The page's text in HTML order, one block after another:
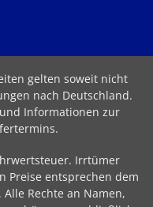
gelten soweit nicht
nach Deutschland.
Informationen zur
.
Irrtümer
Preise entsprechen dem
Rechte an Namen,